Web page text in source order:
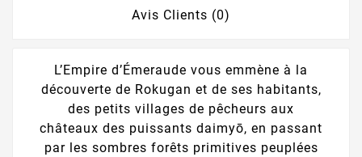
Avis Clients (0)
L’Empire d’Émeraude vous emmène à la
découverte de Rokugan et de ses habitants,
des petits villages de pêcheurs aux
châteaux des puissants daimyō, en passant
par les sombres forêts primitives peuplées